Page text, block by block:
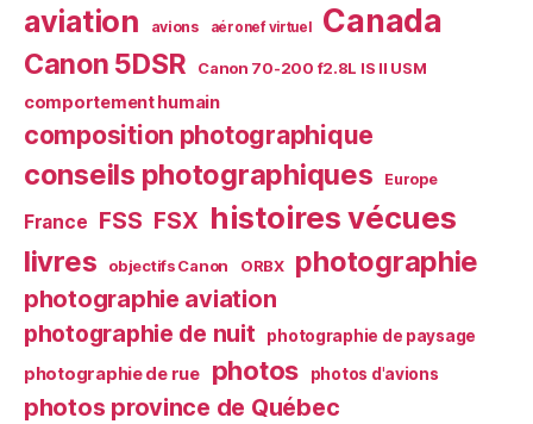
aviation avions aéronef virtuel Canada
Canon 5DSR Canon 70-200 f2.8L IS II USM
comportement humain
composition photographique
conseils photographiques Europe
France FSS FSX histoires vécues
livres objectifs Canon ORBX photographie
photographie aviation
photographie de nuit
photographie de paysage
photographie de rue photos photos d'avions
photos province de Québec